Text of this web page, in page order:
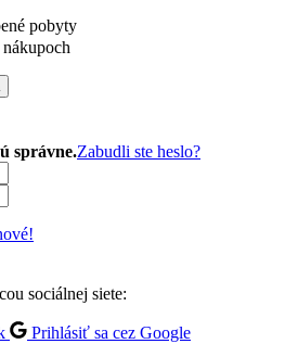
pobyty
správne.Zabudli ste heslo?
sociálnej siete:
Prihlásiť sa cez Google